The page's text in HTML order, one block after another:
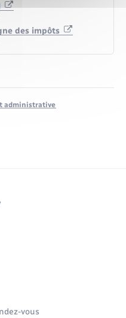
des impôts
administrative
vous